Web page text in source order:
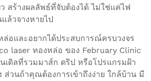
สร้างผลลัพธ์ที่จับต้องได้ ไม่ใช่แค่ไฟ
ล้วจางหายไป
อและอยากได้ประสบการณ์ครบวงจร
laser ทองหล่อ ของ February Clinic
ดิลที่รวมมาส์ก ดริป หรือโปรแกรมฝ้า
ส่วนถ้าคุณต้องการเข้าถึงง่าย ใกล้บ้าน มี